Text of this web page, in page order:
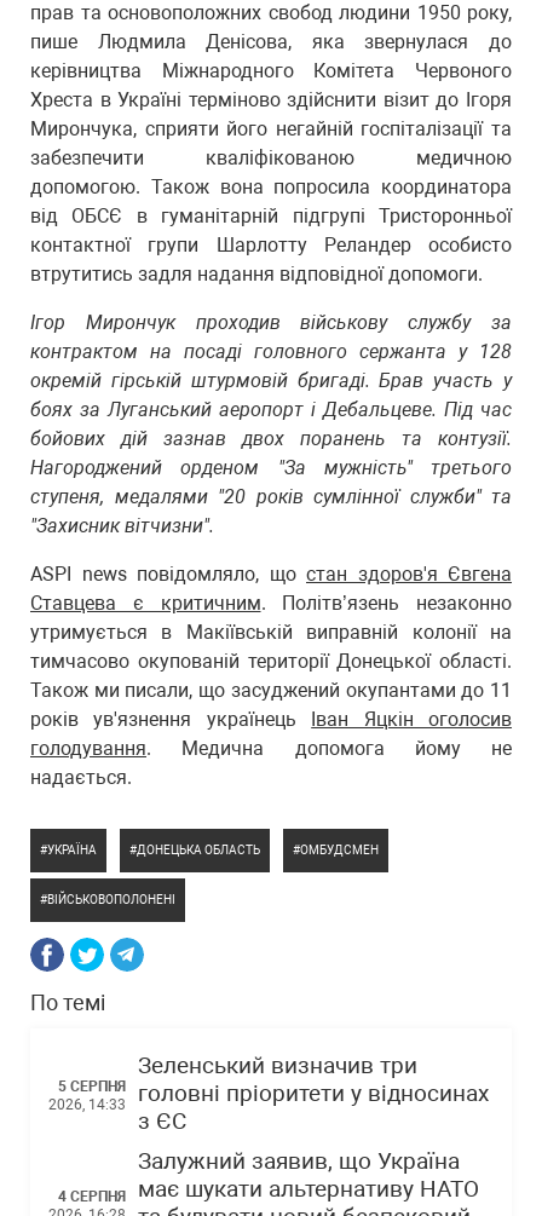
прав та основоположних свобод людини 1950 року,
пише Людмила Денісова, яка звернулася до
керівництва Міжнародного Комітета Червоного
Хреста в Україні терміново здійснити візит до Ігоря
Мирончука, сприяти його негайній госпіталізації та
забезпечити кваліфікованою медичною
допомогою. Також вона попросила координатора
від ОБСЄ в гуманітарній підгрупі Тристоронньої
контактної групи Шарлотту Реландер особисто
втрутитись задля надання відповідної допомоги.
Ігор Мирончук проходив військову службу за
контрактом на посаді головного сержанта у 128
окремій гірській штурмовій бригаді. Брав участь у
боях за Луганський аеропорт і Дебальцеве. Під час
бойових дій зазнав двох поранень та контузії.
Нагороджений орденом "За мужність" третього
ступеня, медалями "20 років сумлінної служби" та
"Захисник вітчизни".
ASPI news повідомляло, що стан здоров'я Євгена
Ставцева є критичним. Політв’язень незаконно
утримується в Макіївській виправній колонії на
тимчасово окупованій території Донецької області.
Також ми писали, що засуджений окупантами до 11
років ув'язнення українець Іван Яцкін оголосив
голодування. Медична допомога йому не
надається.
УКРАЇНА ДОНЕЦЬКА ОБЛАСТЬ ОМБУДСМЕН
ВІЙСЬКОВОПОЛОНЕНІ
По темі
5 СЕРПНЯ
2026, 14:33
Зеленський визначив три
головні пріоритети у відносинах
з ЄС
4 СЕРПНЯ
Залужний заявив, що Україна
має шукати альтернативу НАТО